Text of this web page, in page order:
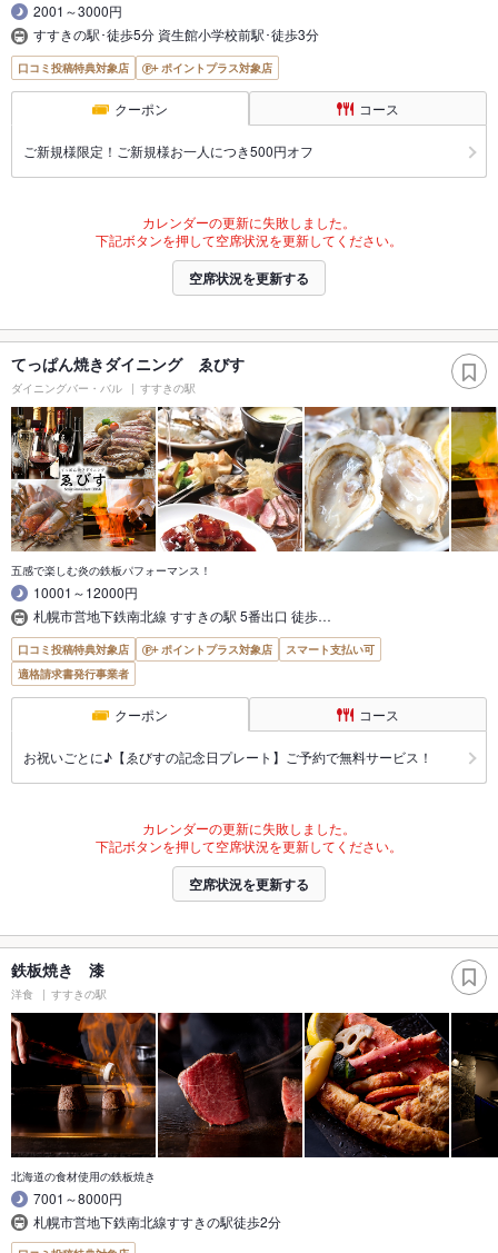
2001～3000円
すすきの駅･徒歩5分 資生館小学校前駅･徒歩3分
口コミ投稿特典対象店 ポイントプラス対象店
クーポン コース
ご新規様限定！ご新規様お一人につき500円オフ
カレンダーの更新に失敗しました。
下記ボタンを押して空席状況を更新してください。
空席状況を更新する
てっぱん焼きダイニング ゑびす
ダイニングバー・バル すすきの駅
五感で楽しむ炎の鉄板パフォーマンス！
10001～12000円
札幌市営地下鉄南北線 すすきの駅 5番出口 徒歩…
口コミ投稿特典対象店 ポイントプラス対象店
スマート支払い可
適格請求書発行事業者
クーポン コース
お祝いごとに♪【ゑびすの記念日プレート】ご予約で無料サービス！
カレンダーの更新に失敗しました。
下記ボタンを押して空席状況を更新してください。
空席状況を更新する
鉄板焼き 漆
洋食 すすきの駅
北海道の食材使用の鉄板焼き
7001～8000円
札幌市営地下鉄南北線すすきの駅徒歩2分